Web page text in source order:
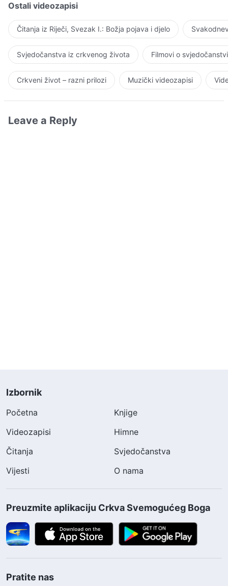
Ostali videozapisi
Čitanja iz Riječi, Svezak I.: Božja pojava i djelo
Svjedočanstva iz crkvenog života Filmovi o
Crkveni život – razni prilozi Muzički videozapisi
Leave a Reply
Izbornik
Početna
Knjige
Videozapisi
Himne
Čitanja
Svjedočanstva
Vijesti
O nama
Preuzmite aplikaciju Crkva Svemogućeg Boga
Pratite nas